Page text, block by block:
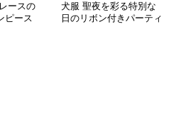
ースの
ピース
犬服 聖夜を彩る特別な
日のリボン付きパーティ